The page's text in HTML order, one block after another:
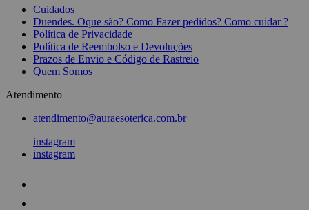
Cuidados
Duendes. Oque são? Como Fazer pedidos? Como cuidar ?
Política de Privacidade
Política de Reembolso e Devoluções
Prazos de Envio e Código de Rastreio
Quem Somos
Atendimento
atendimento@auraesoterica.com.br
instagram
instagram